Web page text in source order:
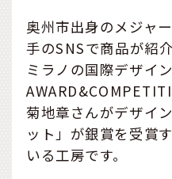
奥州市出身のメジャ
手のSNSで商品が紹
ミラノの国際デザイ
菊地章さんがデザイ
ット」が銀賞を受賞
いる工房です。